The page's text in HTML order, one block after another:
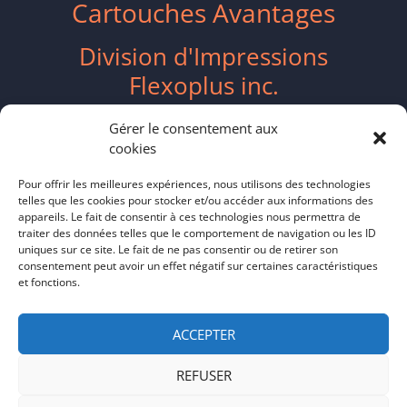
Gérer le consentement aux
cookies
Pour offrir les meilleures expériences, nous utilisons des technologies
telles que les cookies pour stocker et/ou accéder aux informations des
appareils. Le fait de consentir à ces technologies nous permettra de
traiter des données telles que le comportement de navigation ou les ID
uniques sur ce site. Le fait de ne pas consentir ou de retirer son
consentement peut avoir un effet négatif sur certaines caractéristiques
et fonctions.
ACCEPTER
REFUSER
Cartouches Avantages
Division d'Impressions
Flexoplus inc.
2417 Boulevard Industriel
ventes@flexoplus.ca
(514) 587-8055
Politique de cookies CA
confidentialité